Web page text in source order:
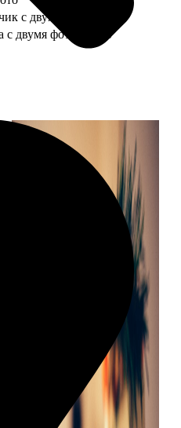
с двумя фото
двумя фото
590